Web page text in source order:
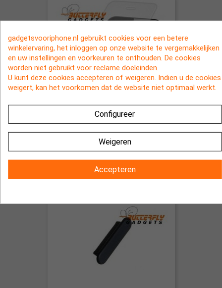
Screenprotector van GEHARD
GLAS voor de iPhone 4 en 4s
€ 4,95
gadgetsvooriphone.nl gebruikt cookies voor een betere
winkelervaring, het inloggen op onze website te vergemakkelijken
en uw instellingen en voorkeuren te onthouden. De cookies
worden niet gebruikt voor reclame doeleinden.
U kunt deze cookies accepteren of weigeren. Indien u de cookies
weigert, kan het voorkomen dat de website niet optimaal werkt.
Configureer
Weigeren
Accepteren